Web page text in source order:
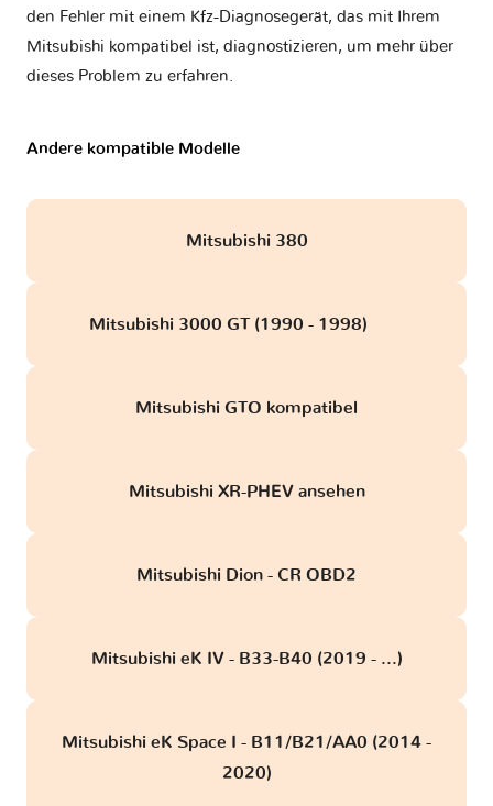
den Fehler mit einem Kfz-Diagnosegerät, das mit Ihrem
Mitsubishi kompatibel ist, diagnostizieren, um mehr über
dieses Problem zu erfahren.
Andere kompatible Modelle
Mitsubishi 380
Mitsubishi 3000 GT (1990 - 1998)
Mitsubishi GTO kompatibel
Mitsubishi XR-PHEV ansehen
Mitsubishi Dion - CR OBD2
Mitsubishi eK IV - B33-B40 (2019 - ...)
Mitsubishi eK Space I - B11/B21/AA0 (2014 -
2020)